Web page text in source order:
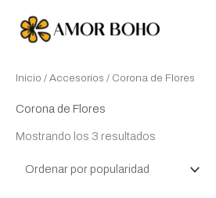
Inicio / Accesorios / Corona de Flores
Corona de Flores
Mostrando los 3 resultados
Ordenado
por